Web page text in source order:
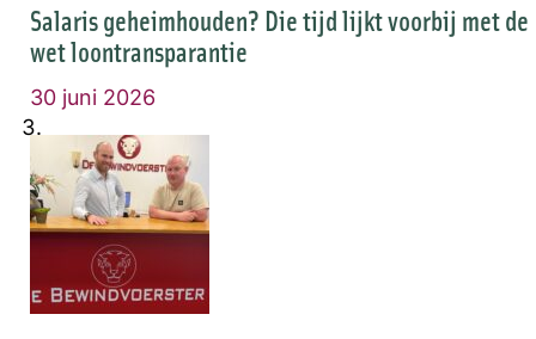
Salaris geheimhouden? Die tijd lijkt voorbij met de
wet loontransparantie
30 juni 2026